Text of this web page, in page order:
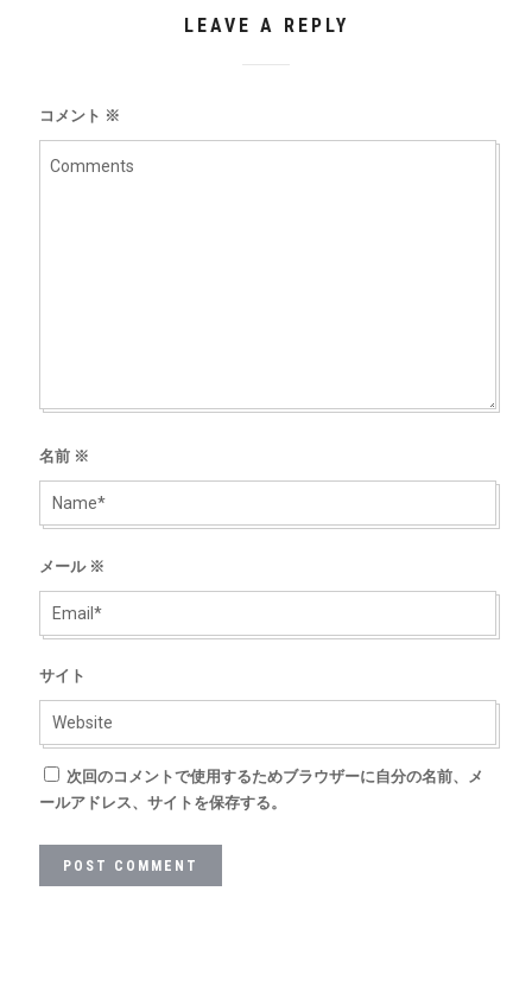
LEAVE A REPLY
コメント ※
名前 ※
メール ※
サイト
次回のコメントで使用するためブラウザーに自分の名前、メ
ールアドレス、サイトを保存する。